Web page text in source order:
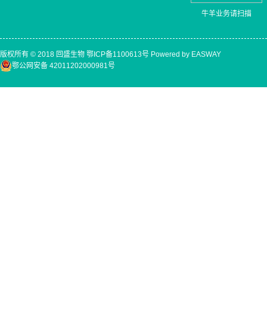
牛羊业务请扫描
版权所有 © 2018 回盛生物 鄂ICP备1100613号 Powered by EASWAY
鄂公网安备 42011202000981号